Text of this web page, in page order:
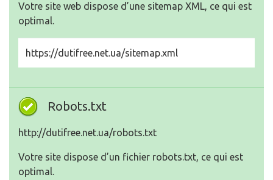
Votre site web dispose d’une sitemap XML, ce qui est
optimal.
https://dutifree.net.ua/sitemap.xml
Robots.txt
http://dutifree.net.ua/robots.txt
Votre site dispose d’un fichier robots.txt, ce qui est
optimal.